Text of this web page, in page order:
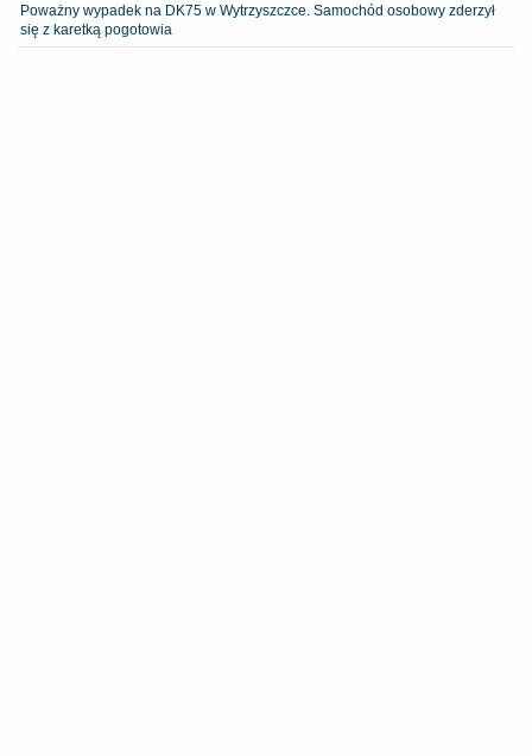
Poważny wypadek na DK75 w Wytrzyszczce. Samochód osobowy zderzył
się z karetką pogotowia